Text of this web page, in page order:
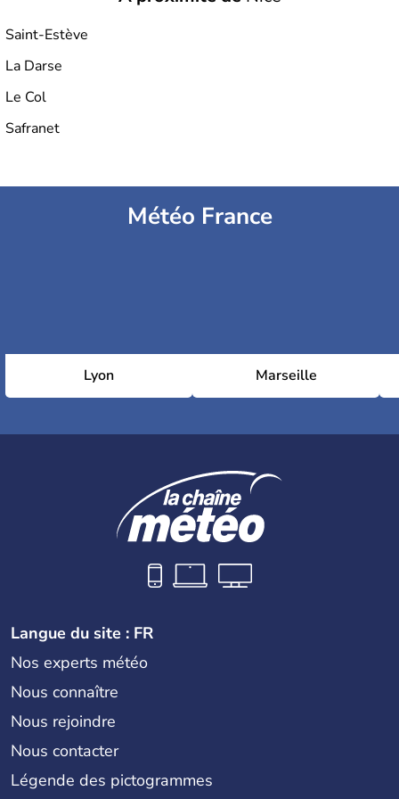
Plage Poincaré
Plage de Castel
Plage de Lenval
Plage de Ste Hélène
Plage des Ponchettes
Plage du Centenaire
Saint-Estève
La Darse
Le Col
Safranet
Météo France
Lyon Marseille
Langue du site : FR
Nos experts météo
Nous connaître
Nous rejoindre
Nous contacter
Légende des pictogrammes